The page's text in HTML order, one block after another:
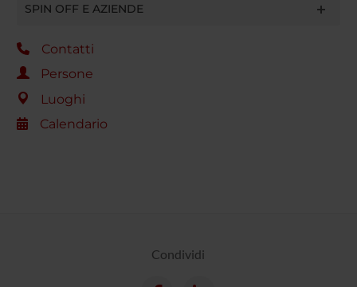
SPIN OFF E AZIENDE
Contatti
Persone
Luoghi
Calendario
Condividi